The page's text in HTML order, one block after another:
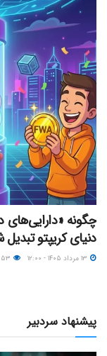
چگونه
دنیای کریپتو
پیشنهاد سردبیر